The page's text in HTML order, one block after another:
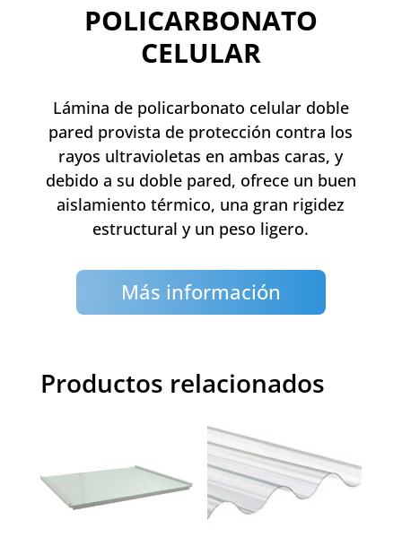
POLICARBONATO
CELULAR
Lámina de policarbonato celular doble
pared provista de protección contra los
rayos ultravioletas en ambas caras, y
debido a su doble pared, ofrece un buen
aislamiento térmico, una gran rigidez
estructural y un peso ligero.
Más información
Productos relacionados